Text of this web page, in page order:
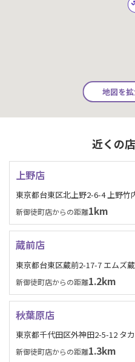
地図を
近くの
上野店
東京都台東区北上野2-6-4 上野竹
新御徒町店からの距離1km
蔵前店
東京都台東区蔵前2-17-7 エムズ
新御徒町店からの距離1.2km
秋葉原店
東京都千代田区外神田2-5-12 タ
新御徒町店からの距離1.3km